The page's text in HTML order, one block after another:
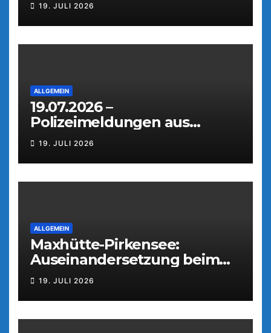
19. JULI 2026
ALLGEMEIN
19.07.2026 –
Polizeimeldungen aus
Weiden
19. JULI 2026
ALLGEMEIN
Maxhütte-Pirkensee:
Auseinandersetzung beim
Parkfest
19. JULI 2026